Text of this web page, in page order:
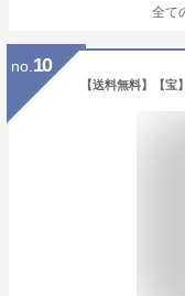
全て
no. 10